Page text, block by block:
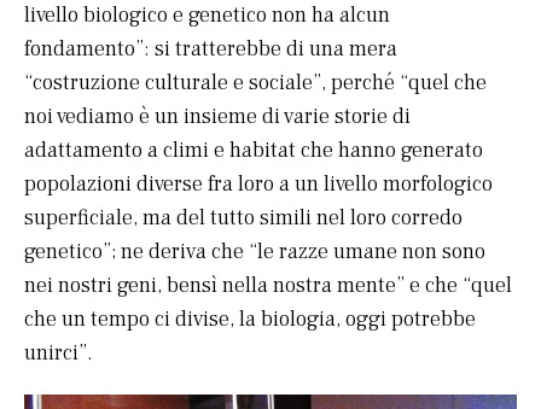
livello biologico e genetico non ha alcun
fondamento”: si tratterebbe di una mera
“costruzione culturale e sociale”, perché “quel che
noi vediamo è un insieme di varie storie di
adattamento a climi e habitat che hanno generato
popolazioni diverse fra loro a un livello morfologico
superficiale, ma del tutto simili nel loro corredo
genetico”; ne deriva che “le razze umane non sono
nei nostri geni, bensì nella nostra mente” e che “quel
che un tempo ci divise, la biologia, oggi potrebbe
unirci”.